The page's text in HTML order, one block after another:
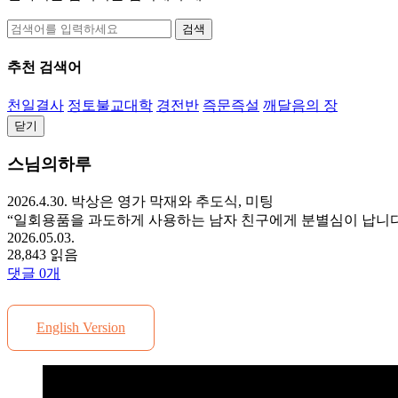
검색
추천 검색어
천일결사 정토불교대학 경전반 즉문즉설 깨달음의 장
닫기
스님의하루
2026.4.30. 박상은 영가 막재와 추도식, 미팅
“일회용품을 과도하게 사용하는 남자 친구에게 분별심이 납니
2026.05.03.
28,843 읽음
댓글 0개
English Version